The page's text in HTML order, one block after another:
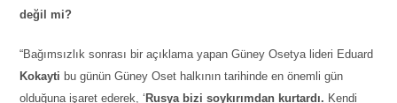
değil mi?
“Bağımsızlık sonrası bir açıklama yapan Güney Osetya lideri Eduard
Kokayti bu günün Güney Oset halkının tarihinde en önemli gün
olduğuna işaret ederek, ‘ Rusya bizi soykırımdan kurtardı. Kendi